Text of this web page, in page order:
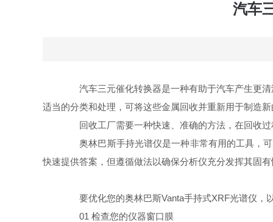
汽车
汽车三元催化转换器是一种有助于汽车产生更清
适当的分类和处理，可将这些金属回收并重新用于制造
回收工厂需要一种快速、准确的方法，在回收过
奥林巴斯手持光谱仪是一种非常有用的工具，可
快速提供答案，但遵循做法以确保分析仪充分发挥其固
要优化您的奥林巴斯Vanta手持式XRF光谱仪，
01 检查您的仪器窗口膜